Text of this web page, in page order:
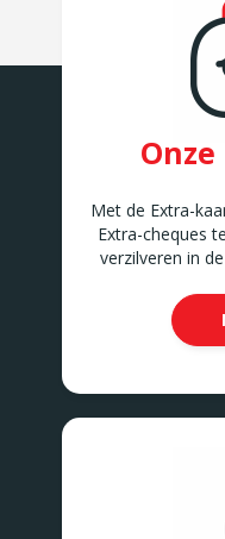
Met de Extra-
Extra-cheques
verzilveren in